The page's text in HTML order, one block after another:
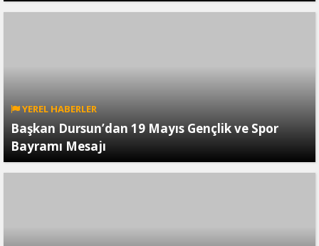
YEREL HABERLER
Başkan Dursun’dan 19 Mayıs Gençlik ve Spor
Bayramı Mesajı